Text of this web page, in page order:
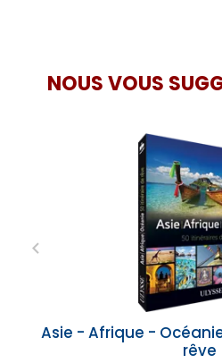
NOUS VOUS
Asie - Afrique -
rêve